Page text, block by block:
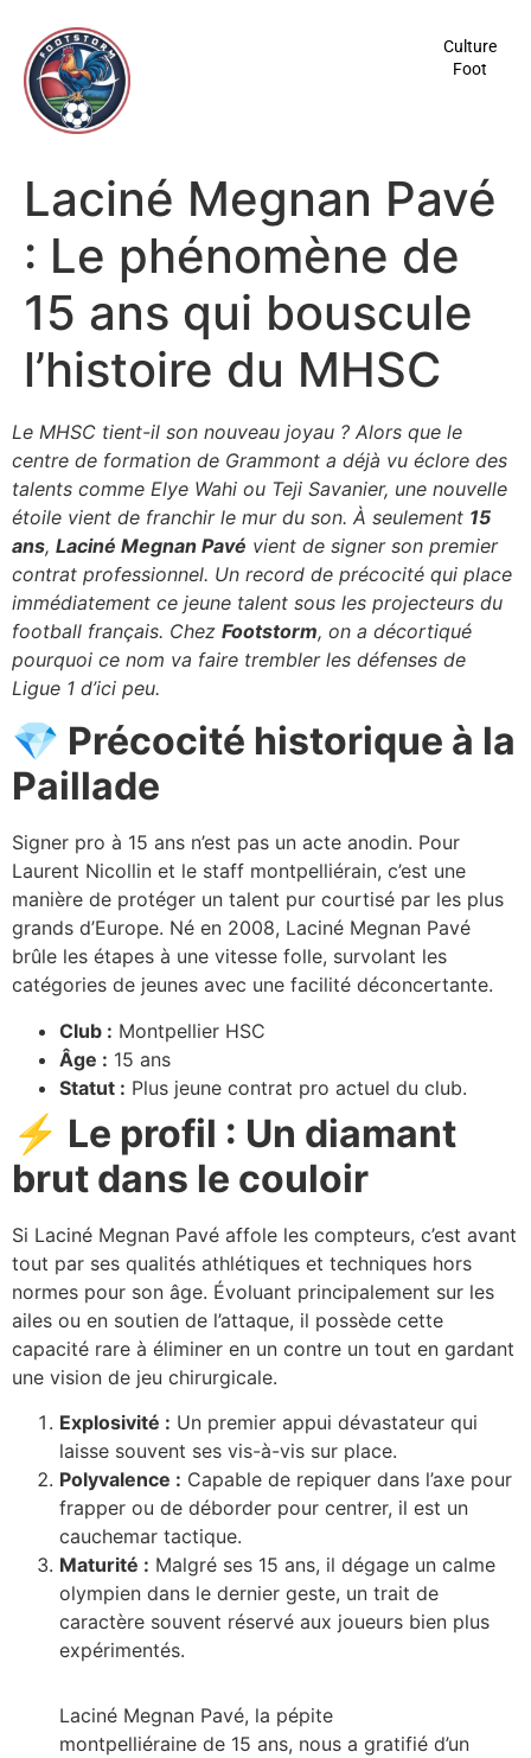
principal
Culture
Foot
Laciné Megnan Pavé
: Le phénomène de
15 ans qui bouscule
l’histoire du MHSC
Le MHSC tient-il son nouveau joyau ? Alors que le
centre de formation de Grammont a déjà vu éclore des
talents comme Elye Wahi ou Teji Savanier, une nouvelle
étoile vient de franchir le mur du son. À seulement 15
ans, Laciné Megnan Pavé vient de signer son premier
contrat professionnel. Un record de précocité qui place
immédiatement ce jeune talent sous les projecteurs du
football français. Chez Footstorm, on a décortiqué
pourquoi ce nom va faire trembler les défenses de
Ligue 1 d’ici peu.
💎 Précocité historique à la
Paillade
Signer pro à 15 ans n’est pas un acte anodin. Pour
Laurent Nicollin et le staff montpelliérain, c’est une
manière de protéger un talent pur courtisé par les plus
grands d’Europe. Né en 2008, Laciné Megnan Pavé
brûle les étapes à une vitesse folle, survolant les
catégories de jeunes avec une facilité déconcertante.
Club : Montpellier HSC
Âge : 15 ans
Statut : Plus jeune contrat pro actuel du club.
⚡ Le profil : Un diamant
brut dans le couloir
Si Laciné Megnan Pavé affole les compteurs, c’est avant
tout par ses qualités athlétiques et techniques hors
normes pour son âge. Évoluant principalement sur les
ailes ou en soutien de l’attaque, il possède cette
capacité rare à éliminer en un contre un tout en gardant
une vision de jeu chirurgicale.
Explosivité : Un premier appui dévastateur qui
laisse souvent ses vis-à-vis sur place.
Polyvalence : Capable de repiquer dans l’axe pour
frapper ou de déborder pour centrer, il est un
cauchemar tactique.
Maturité : Malgré ses 15 ans, il dégage un calme
olympien dans le dernier geste, un trait de
caractère souvent réservé aux joueurs bien plus
expérimentés.
Laciné Megnan Pavé, la pépite
montpelliéraine de 15 ans, nous a gratifié d’un